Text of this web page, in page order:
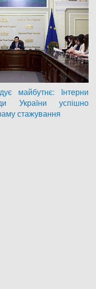
майбутнє: Інтерни
України успішно
стажування